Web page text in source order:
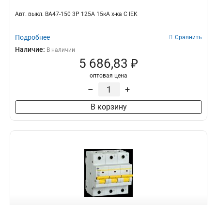
Авт. выкл. ВА47-150 3Р 125А 15кА х-ка C IEK
Подробнее Сравнить
Наличие: В наличии
5 686,83 ₽
оптовая цена
– +
В корзину